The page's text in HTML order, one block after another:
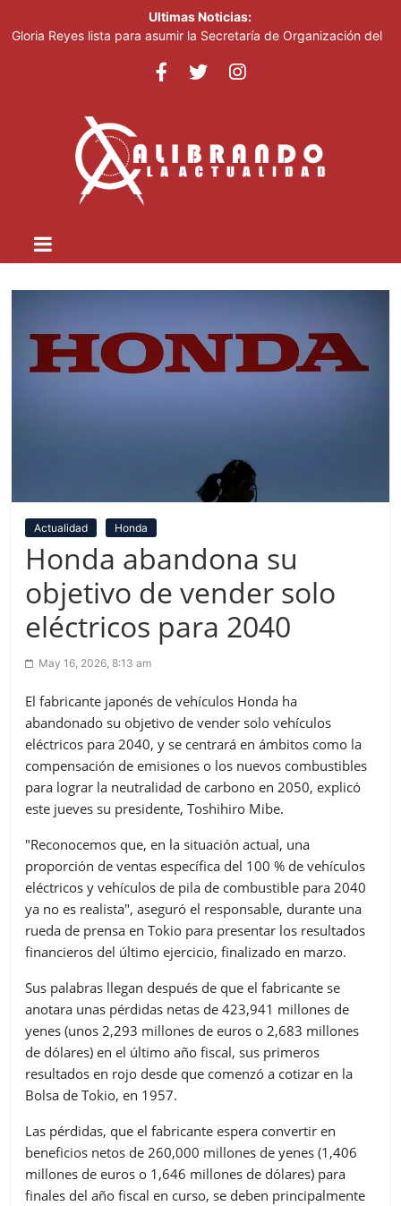
Ultimas Noticias:
Gloria Reyes lista para asumir la Secretaría de Organización del
Efemérides Patrias y el Instituto Duartiano en reunión solemne
Agente de la DIGESETT identifica a mujer reportada como
desaparecida tras encontrarla desorientada
Banreservas obtiene siete galardones en los Effie Awards
República Dominicana 2026
Actualidad Honda
Honda abandona su
objetivo de vender solo
eléctricos para 2040
May 16, 2026, 8:13 am
El fabricante japonés de vehículos Honda ha
abandonado su objetivo de vender solo vehículos
eléctricos para 2040, y se centrará en ámbitos como la
compensación de emisiones o los nuevos combustibles
para lograr la neutralidad de carbono en 2050, explicó
este jueves su presidente, Toshihiro Mibe.
"Reconocemos que, en la situación actual, una
proporción de ventas específica del 100 % de vehículos
eléctricos y vehículos de pila de combustible para 2040
ya no es realista", aseguró el responsable, durante una
rueda de prensa en Tokio para presentar los resultados
financieros del último ejercicio, finalizado en marzo.
Sus palabras llegan después de que el fabricante se
anotara unas pérdidas netas de 423,941 millones de
yenes (unos 2,293 millones de euros o 2,683 millones
de dólares) en el último año fiscal, sus primeros
resultados en rojo desde que comenzó a cotizar en la
Bolsa de Tokio, en 1957.
Las pérdidas, que el fabricante espera convertir en
beneficios netos de 260,000 millones de yenes (1,406
millones de euros o 1,646 millones de dólares) para
finales del año fiscal en curso, se deben principalmente